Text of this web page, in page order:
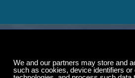
Bis zu 50
auf Ihr